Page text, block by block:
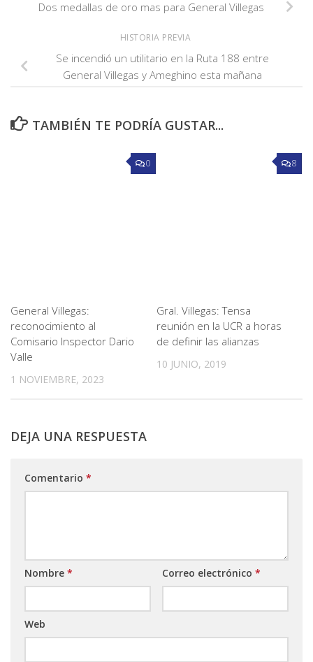
Dos medallas de oro mas para General Villegas
HISTORIA PREVIA
Se incendió un utilitario en la Ruta 188 entre
General Villegas y Ameghino esta mañana
TAMBIÉN TE PODRÍA GUSTAR...
0
General Villegas:
reconocimiento al
Comisario Inspector Dario
Valle
1 NOVIEMBRE, 2023
8
Gral. Villegas: Tensa
reunión en la UCR a horas
de definir las alianzas
10 JUNIO, 2019
DEJA UNA RESPUESTA
Comentario *
Nombre * Correo electrónico *
Web